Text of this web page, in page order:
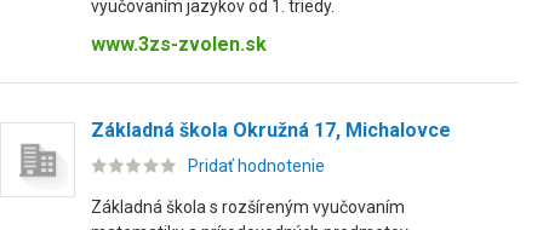
vyučovaním jazykov od 1. triedy.
www.3zs-zvolen.sk
Základná škola Okružná 17, Michalovce
Pridať hodnotenie
Základná škola s rozšíreným vyučovaním